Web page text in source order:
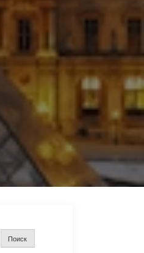
Поиск